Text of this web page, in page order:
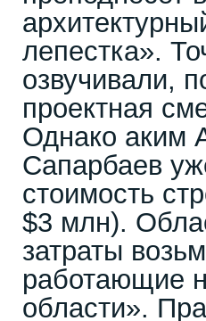
лепестка».
озвучивали,
проектная
Однако аким
Сапарбаев
стоимость
$3 млн).
затраты
работающие
области».